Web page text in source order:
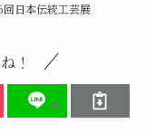
回日本伝統工芸展
！